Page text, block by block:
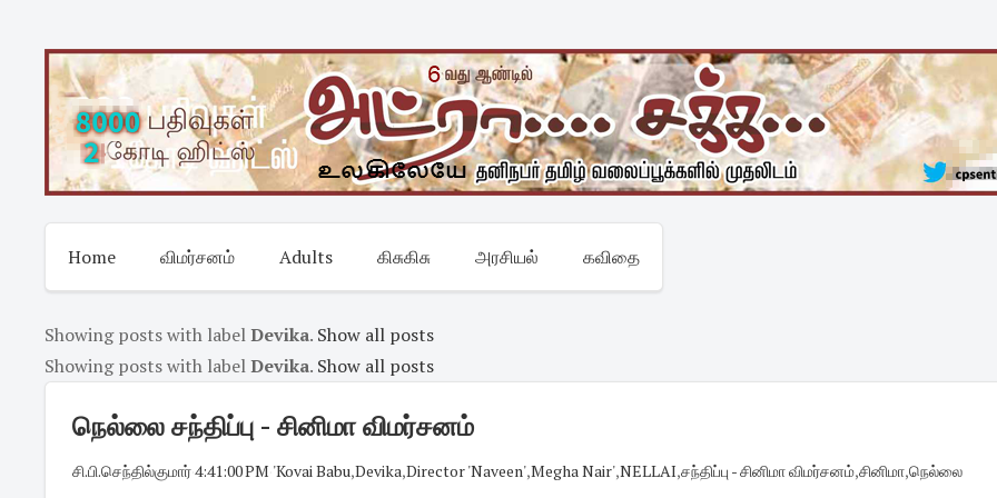
content
Home விமர்சனம் Adults கிசுகிசு அரசியல் கவிதை
Showing posts with labelDevika. Show all posts
Showing posts with labelDevika. Show all posts
நெல்லை சந்திப்பு - சினிமா விமர்சனம்
சி.பி.செந்தில்குமார்·4:41:00 PM 'Kovai Babu,Devika,Director 'Naveen',Megha Nair',NELLAI,சந்திப்பு - சினிமா விமர்சனம்,சினிமா,நெல்லை